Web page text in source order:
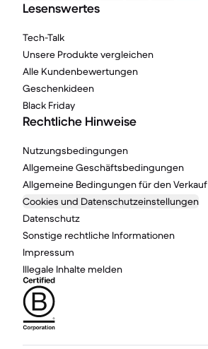
Lesenswertes
Tech-Talk
Unsere Produkte vergleichen
Alle Kundenbewertungen
Geschenkideen
Black Friday
Rechtliche Hinweise
Nutzungsbedingungen
Allgemeine Geschäftsbedingungen
Allgemeine Bedingungen für den Verkauf
Cookies und Datenschutzeinstellungen
Datenschutz
Sonstige rechtliche Informationen
Impressum
Illegale Inhalte melden